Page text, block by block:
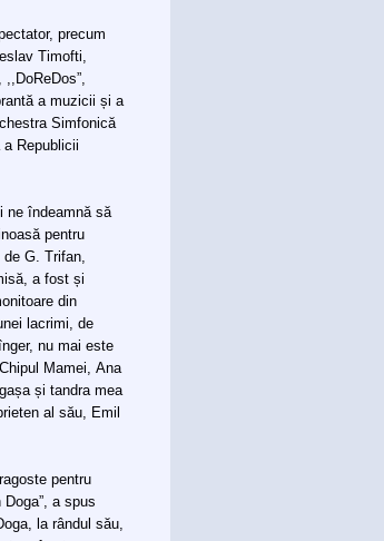
precum
Timofti,
a muzicii și a
Simfonică
Republicii
ne îndeamnă să
pentru
G. Trifan,
a fost și
din
lacrimi, de
nu mai este
Mamei, Ana
și tandra mea
al său, Emil
pentru
a spus
la rândul său,